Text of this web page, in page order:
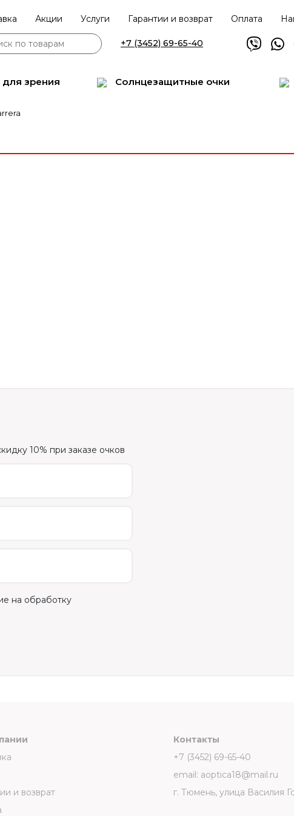
Акции Услуги Гарантии и возврат Оплата
+7 (3452) 69-65-40
зрения Солнцезащитные очки
10% при заказе очков
на обработку
и возврат
Контакты
+7 (3452) 69-65-40
email: aoptica18@mail.ru
г. Тюмень, улица Василия